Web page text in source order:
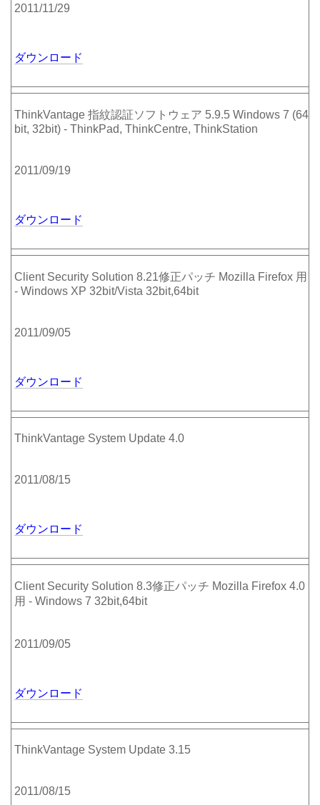
2011/11/29
ダウンロード
ThinkVantage 指紋認証ソフトウェア 5.9.5 Windows 7 (64
bit, 32bit) - ThinkPad, ThinkCentre, ThinkStation
2011/09/19
ダウンロード
Client Security Solution 8.21修正パッチ Mozilla Firefox 用
- Windows XP 32bit/Vista 32bit,64bit
2011/09/05
ダウンロード
ThinkVantage System Update 4.0
2011/08/15
ダウンロード
Client Security Solution 8.3修正パッチ Mozilla Firefox 4.0
用 - Windows 7 32bit,64bit
2011/09/05
ダウンロード
ThinkVantage System Update 3.15
2011/08/15